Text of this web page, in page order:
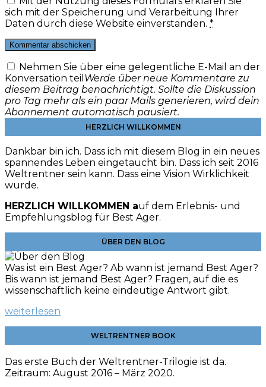
sich mit der Speicherung und Verarbeitung Ihrer
Daten durch diese Website einverstanden. *
Nehmen Sie über eine gelegentliche E-Mail an der
Konversation teil Werde über neue Kommentare zu
diesem Beitrag benachrichtigt. Sollte die Diskussion
pro Tag mehr als ein paar Mails generieren, wird dein
Abonnement automatisch pausiert.
HERZLICH WILLKOMMEN
Dankbar bin ich. Dass ich mit diesem Blog in ein neues
spannendes Leben eingetaucht bin. Dass ich seit 2016
Weltrentner sein kann. Dass eine Vision Wirklichkeit
wurde.
HERZLICH WILLKOMMEN auf dem Erlebnis- und
Empfehlungsblog für Best Ager.
ÜBER DEN BLOG
Was ist ein Best Ager? Ab wann ist jemand Best Ager?
Bis wann ist jemand Best Ager? Fragen, auf die es
wissenschaftlich keine eindeutige Antwort gibt.
weiterlesen
WELTRENTNER BOOK
Das erste Buch der Weltrentner-Trilogie ist da.
Zeitraum: August 2016 – März 2020.